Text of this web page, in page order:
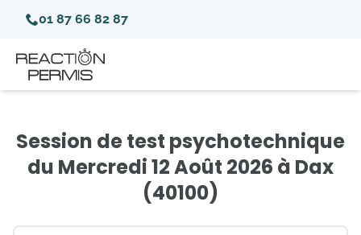
01 87 66 82 87
Session de test psychotechnique
du Mercredi 12 Août 2026 à Dax
(40100)